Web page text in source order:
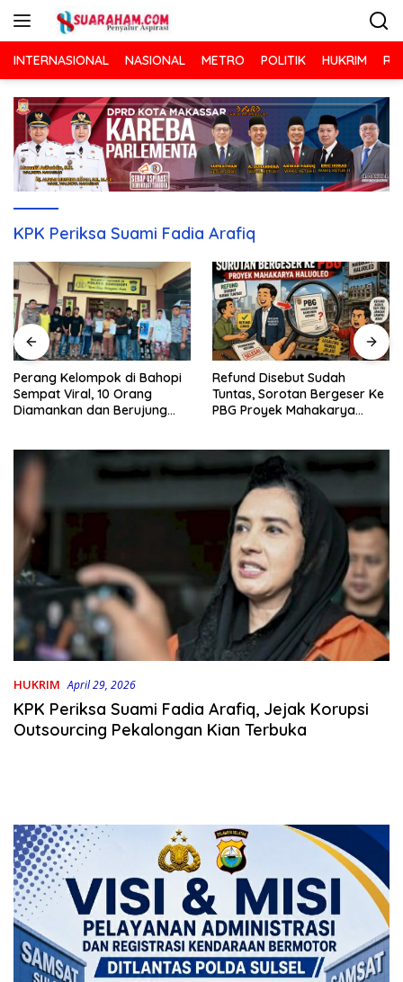
INTERNASIONAL NASIONAL METRO POLITIK HUKRIM
KPK Periksa Suami Fadia Arafiq
Perang Kelompok di Bahopi
Sempat Viral, 10 Orang
Diamankan dan Berujung
Refund Disebut Sudah
Tuntas, Sorotan Bergeser Ke
PBG Proyek Mahakarya
HUKRIM April 29, 2026
KPK Periksa Suami Fadia Arafiq, Jejak Korupsi
Outsourcing Pekalongan Kian Terbuka